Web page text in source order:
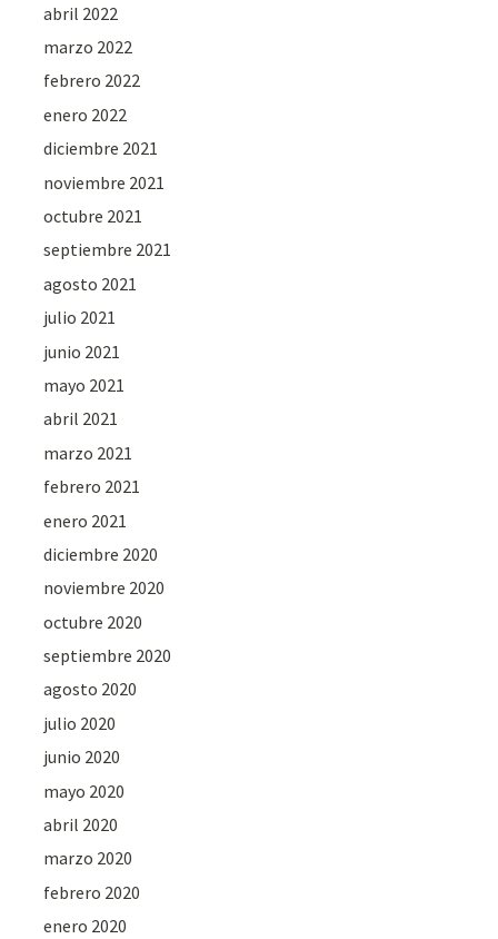
abril 2022
marzo 2022
febrero 2022
enero 2022
diciembre 2021
noviembre 2021
octubre 2021
septiembre 2021
agosto 2021
julio 2021
junio 2021
mayo 2021
abril 2021
marzo 2021
febrero 2021
enero 2021
diciembre 2020
noviembre 2020
octubre 2020
septiembre 2020
agosto 2020
julio 2020
junio 2020
mayo 2020
abril 2020
marzo 2020
febrero 2020
enero 2020